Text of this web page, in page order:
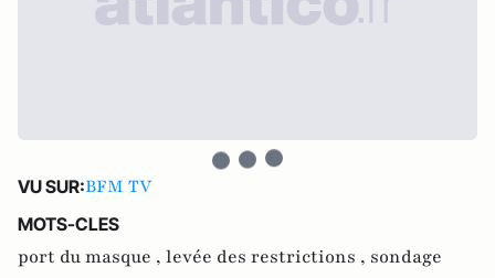
VU SUR:BFM TV
MOTS-CLES
port du masque , levée des restrictions , sondage